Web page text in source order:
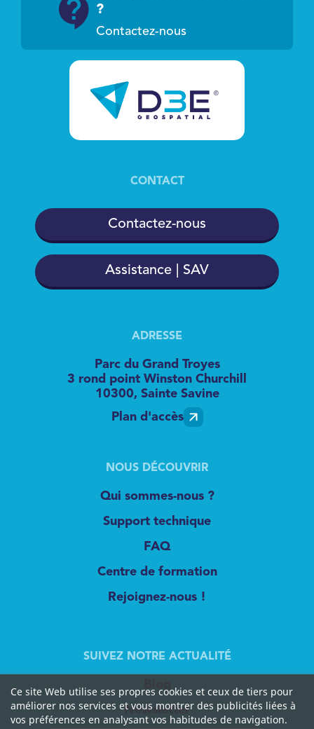
?
Contactez-nous
Ce site Web utilise ses propres cookies et ceux de tiers pour
améliorer nos services et vous montrer des publicités liées à
vos préférences en analysant vos habitudes de navigation.
CONTACT
Contactez-nous
Assistance | SAV
ADRESSE
Parc du Grand Troyes
3 rond point Winston Churchill
10300, Sainte Savine
Plan d'accès
NOUS DÉCOUVRIR
Qui sommes-nous ?
Support technique
FAQ
Centre de formation
Rejoignez-nous !
SUIVEZ NOTRE ACTUALITÉ
Newsletter